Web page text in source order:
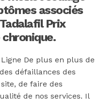
associés
Prix
chronique.
De plus en plus de
défaillances des
de faire des
de nos services. Il